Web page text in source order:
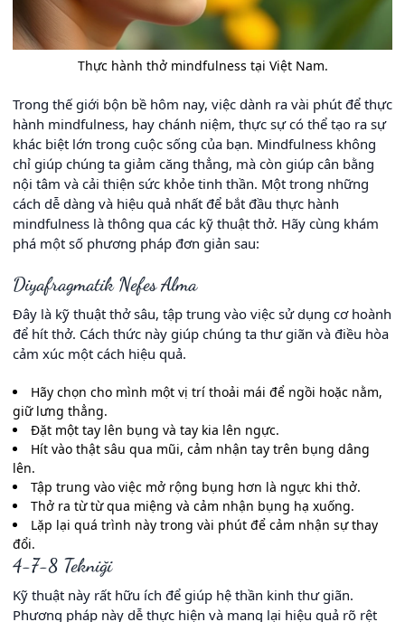
Thực hành thở mindfulness tại Việt Nam.
Trong thế giới bộn bề hôm nay, việc dành ra vài phút để thực
hành mindfulness, hay chánh niệm, thực sự có thể tạo ra sự
khác biệt lớn trong cuộc sống của bạn. Mindfulness không
chỉ giúp chúng ta giảm căng thẳng, mà còn giúp cân bằng
nội tâm và cải thiện sức khỏe tinh thần. Một trong những
cách dễ dàng và hiệu quả nhất để bắt đầu thực hành
mindfulness là thông qua các kỹ thuật thở. Hãy cùng khám
phá một số phương pháp đơn giản sau:
Diyafragmatik Nefes Alma
Đây là kỹ thuật thở sâu, tập trung vào việc sử dụng cơ hoành
để hít thở. Cách thức này giúp chúng ta thư giãn và điều hòa
cảm xúc một cách hiệu quả.
Hãy chọn cho mình một vị trí thoải mái để ngồi hoặc nằm,
giữ lưng thẳng.
Đặt một tay lên bụng và tay kia lên ngực.
Hít vào thật sâu qua mũi, cảm nhận tay trên bụng dâng
lên.
Tập trung vào việc mở rộng bụng hơn là ngực khi thở.
Thở ra từ từ qua miệng và cảm nhận bụng hạ xuống.
Lặp lại quá trình này trong vài phút để cảm nhận sự thay
đổi.
4-7-8 Tekniği
Kỹ thuật này rất hữu ích để giúp hệ thần kinh thư giãn.
Phương pháp này dễ thực hiện và mang lại hiệu quả rõ rệt